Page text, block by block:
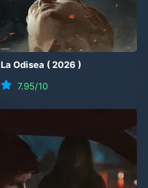
La Odisea (2026 )
7.95/10